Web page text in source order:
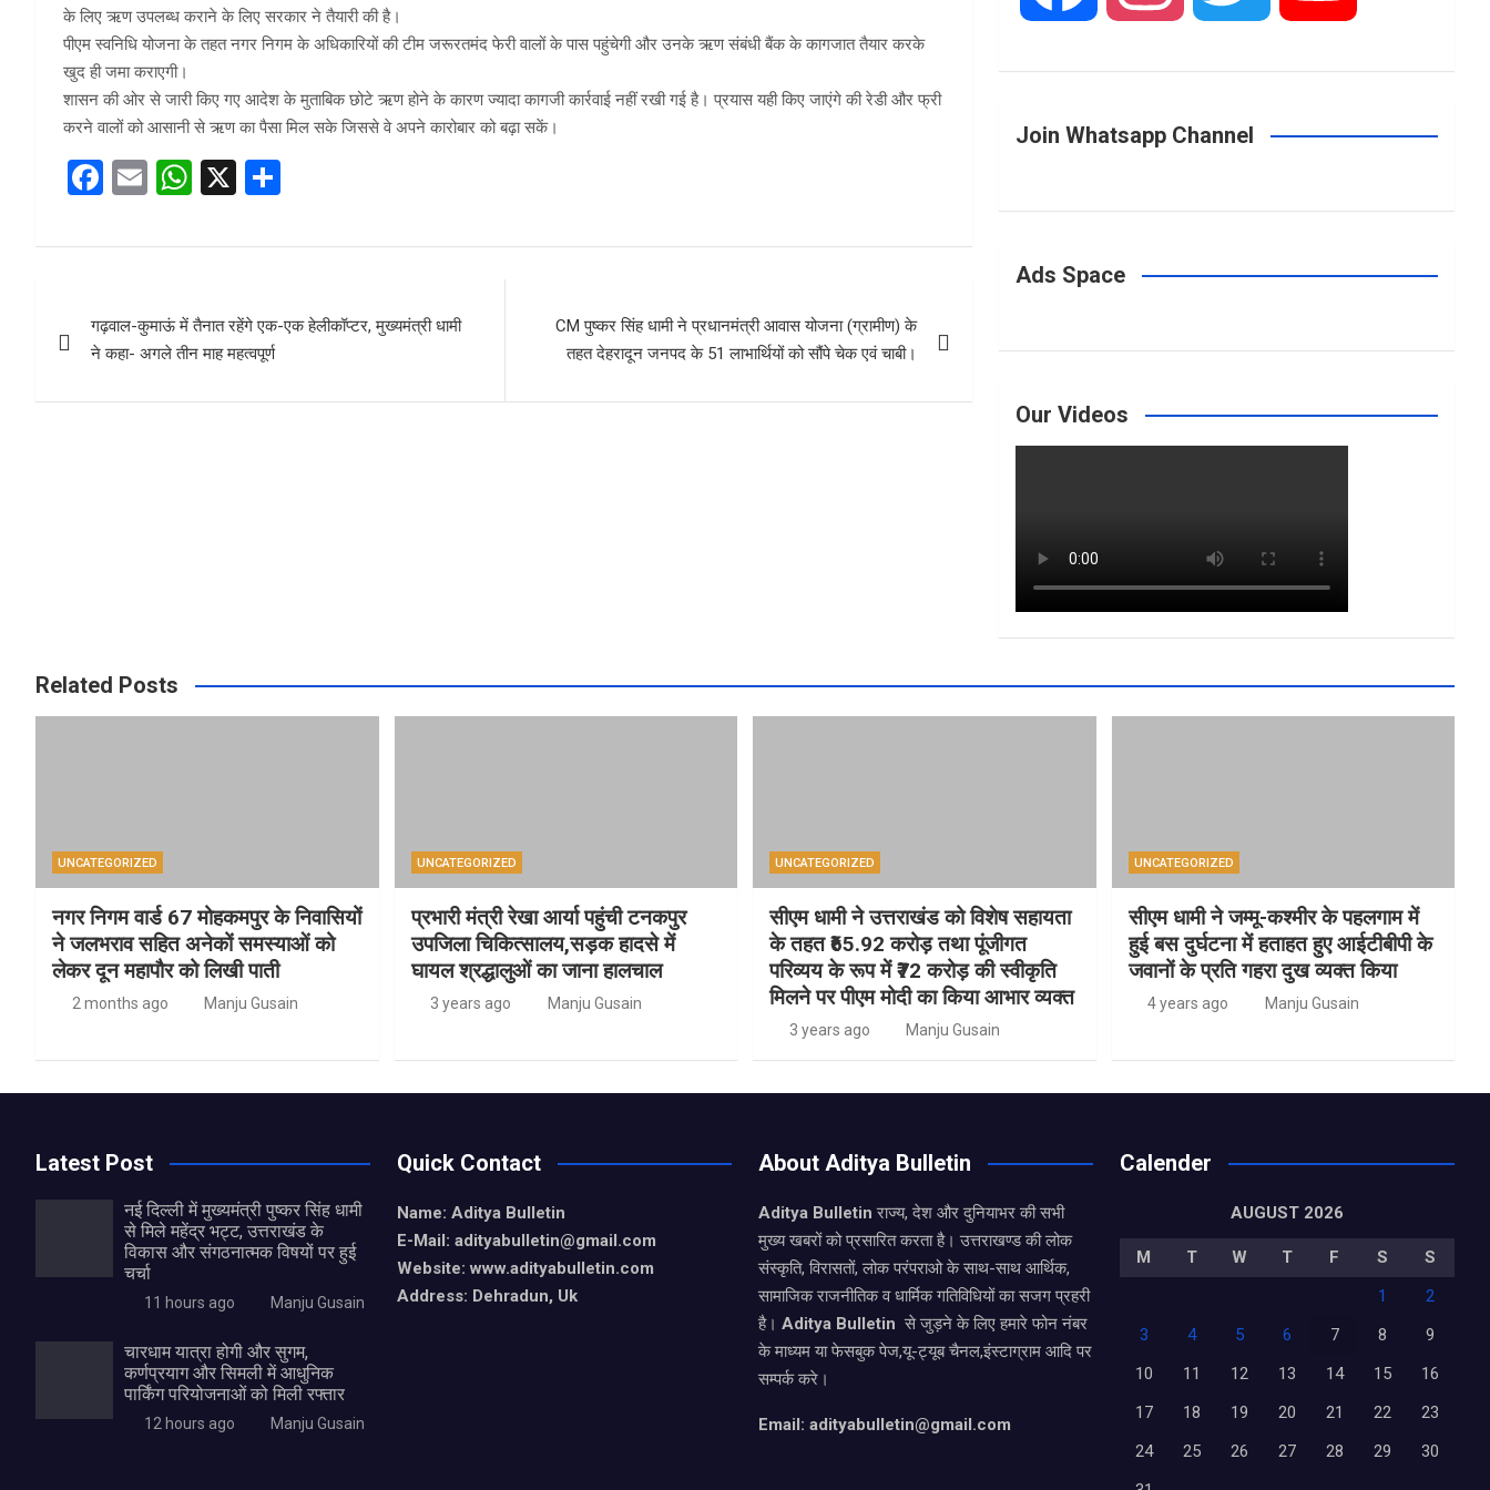
के लिए ऋण उपलब्ध कराने के लिए सरकार ने तैयारी की है।
पीएम स्वनिधि योजना के तहत नगर निगम के अधिकारियों की टीम जरूरतमंद फेरी वालों के पास पहुंचेगी और उनके ऋण संबंधी बैंक के कागजात तैयार करके
खुद ही जमा कराएगी।
शासन की ओर से जारी किए गए आदेश के मुताबिक छोटे ऋण होने के कारण ज्यादा कागजी कार्रवाई नहीं रखी गई है। प्रयास यही किए जाएंगे की रेडी और फ्री
करने वालों को आसानी से ऋण का पैसा मिल सके जिससे वे अपने कारोबार को बढ़ा सकें।
F
ce
o
o
k
E
ail
W
at
A
p
p
X
ar
navigation
गढ़वाल-कुमाऊं में तैनात रहेंगे एक-एक हेलीकॉप्टर, मुख्यमंत्री धामी
ने कहा- अगले तीन माह महत्वपूर्ण
CM पुष्कर सिंह धामी ने प्रधानमंत्री आवास योजना (ग्रामीण) के
तहत देहरादून जनपद के 51 लाभार्थियों को सौंपे चेक एवं चाबी।
c
e
o
s
t
r
i
t
r
u
T
Join Whatsapp Channel
Ads Space
Our Videos
Related Posts
UNCATEGORIZED
नगर निगम वार्ड 67 मोहकमपुर के निवासियों
ने जलभराव सहित अनेकों समस्याओं को
लेकर दून महापौर को लिखी पाती
2 months ago Manju Gusain
UNCATEGORIZED
प्रभारी मंत्री रेखा आर्या पहुंची टनकपुर
उपजिला चिकित्सालय,सड़क हादसे में
घायल श्रद्धालुओं का जाना हालचाल
3 years ago Manju Gusain
UNCATEGORIZED
सीएम धामी ने उत्तराखंड को विशेष सहायता
के तहत ₹65.92 करोड़ तथा पूंजीगत
परिव्यय के रूप में ₹72 करोड़ की स्वीकृति
मिलने पर पीएम मोदी का किया आभार व्यक्त
3 years ago Manju Gusain
UNCATEGORIZED
सीएम धामी ने जम्मू-कश्मीर के पहलगाम में
हुई बस दुर्घटना में हताहत हुए आईटीबीपी के
जवानों के प्रति गहरा दुख व्यक्त किया
4 years ago Manju Gusain
Latest Post
नई दिल्ली में मुख्यमंत्री पुष्कर सिंह धामी
से मिले महेंद्र भट्ट, उत्तराखंड के
विकास और संगठनात्मक विषयों पर हुई
चर्चा
11 hours ago Manju Gusain
चारधाम यात्रा होगी और सुगम,
कर्णप्रयाग और सिमली में आधुनिक
पार्किंग परियोजनाओं को मिली रफ्तार
12 hours ago Manju Gusain
Quick Contact
Name: Aditya Bulletin
E-Mail: adityabulletin@gmail.com
Website: www.adityabulletin.com
Address: Dehradun, Uk
About Aditya Bulletin
Aditya Bulletinराज्य, देश और दुनियाभर की सभी
मुख्य खबरों को प्रसारित करता है। उत्तराखण्ड की लोक
संस्कृति, विरासतों, लोक परंपराओ के साथ-साथ आर्थिक,
सामाजिक राजनीतिक व धार्मिक गतिविधियों का सजग प्रहरी
है। Aditya Bulletin से जुड़ने के लिए हमारे फोन नंबर
के माध्यम या फेसबुक पेज,यू-ट्यूब चैनल,इंस्टाग्राम आदि पर
सम्पर्क करे।
Email: adityabulletin@gmail.com
Calender
AUGUST 2026
M T W T F S
S
1
2
3
4 5 6 7 8
9
10
11 12 13 14 15
16
17
18 19 20 21 22
23
24
25 26 27 28 29
30